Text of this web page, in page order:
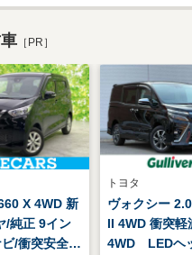
［PR］
X 4WD 新
/純正 9イン
/衝突安全装
トヨタ
ヴォクシー
II 4WD 衝突
4WD LEDヘ